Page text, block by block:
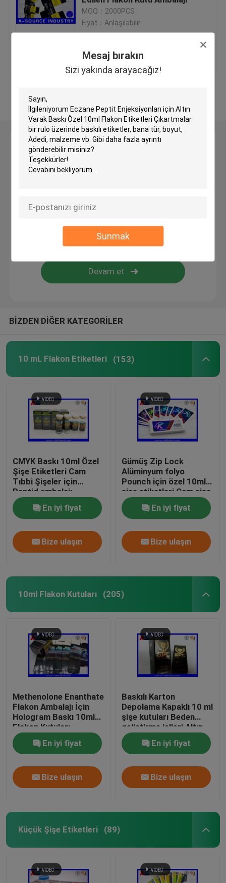
Mesaj bırakın
Sizi yakında arayacağız!
Sunmak
Özel Holografik Etiketler
Plastik şişeler hap
İlaç ambalaj kutusu
Farmasötik Cam Ampuller
hap şişe etiketi
Özel Broşür Baskısı
Alışveriş Kağıt Torbası
MOQ：2000PCS
Fiyat：Anlaşılabilir
En iyi fiyat
Mesaj bırakın
BİZDEN DİĞER KATEGORİLER
10 mL Flakon Etiketleri (153)
CMYK Baskı 10ml Özel
Şişe Etiketleri Cam
Tıbbi Şişeler için
Peptid ambalajı
En iyi fiyat
Bize ulaşın
Gümüş Zip Lock
Alüminyum folyo
Pounch için özel 10ml
şişe etiketleri Cam şişe
etiketleri baskı
En iyi fiyat
Bize ulaşın
10ml Flakon Kutuları (205)
Methenolone Enanthate
Flakon Ambalajı İçin
Hologram Baskı 10ml
Flakon Kutuları
En iyi fiyat
Bize ulaşın
Baskılı Karton
Depolama Kapaklı 10 ml
şişe kutuları Beden
geliştirme jelleri Altın
folyo ambalaj Altın
folyo / hologram etkisi
En iyi fiyat
Bize ulaşın
Küçük Şişe Etiketleri (89)